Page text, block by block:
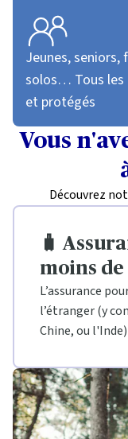
Jeunes, seniors,
solos… Tous les
et protégés
Vous
Découvrez
🧳️
moins de
L’assurance
l’étranger (y
Chine, ou